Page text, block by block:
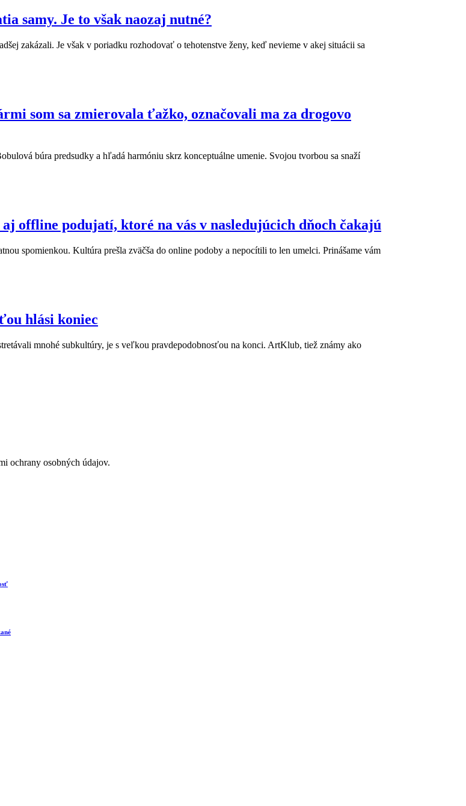
samy. Je to však naozaj nutné?
zakázali. Je však v poriadku rozhodovať o tehotenstve ženy, keď nevieme v akej situácii sa
som sa zmierovala ťažko, označovali ma za drogovo
búra predsudky a hľadá harmóniu skrz konceptuálne umenie. Svojou tvorbou sa snaží
offline podujatí, ktoré na vás v nasledujúcich dňoch čakajú
spomienkou. Kultúra prešla zväčša do online podoby a nepocítili to len umelci. Prinášame vám
hlási koniec
mnohé subkultúry, je s veľkou pravdepodobnosťou na konci. ArtKlub, tiež známy ako
ochrany osobných údajov.